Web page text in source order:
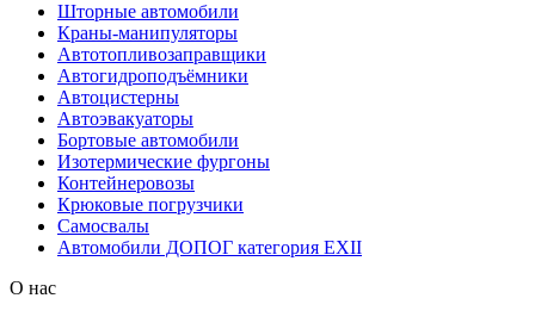
Шторные автомобили
Краны-манипуляторы
Автотопливозаправщики
Автогидроподъёмники
Автоцистерны
Автоэвакуаторы
Бортовые автомобили
Изотермические фургоны
Контейнеровозы
Крюковые погрузчики
Самосвалы
Автомобили ДОПОГ категория EXII
О нас